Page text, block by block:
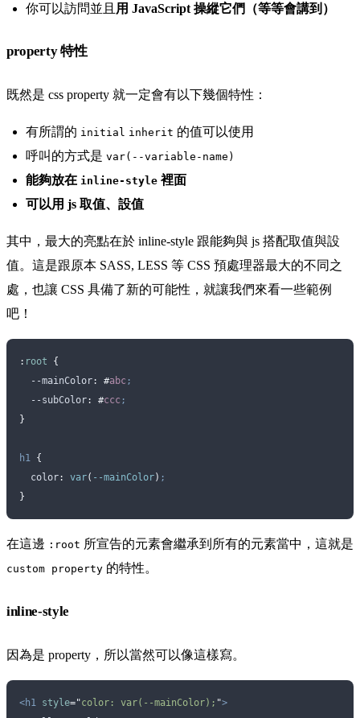
你可以訪問並且 用 JavaScript 操縱它們（等等會講到）
property 特性
既然是 css property 就一定會有以下幾個特性：
有所謂的 initial inherit 的值可以使用
呼叫的方式是 var(--variable-name)
能夠放在 inline-style 裡面
可以用 js 取值、設值
其中，最大的亮點在於 inline-style 跟能夠與 js 搭配取值與設
值。這是跟原本 SASS, LESS 等 CSS 預處理器最大的不同之
處，也讓 CSS 具備了新的可能性，就讓我們來看一些範例
吧！
: root {
  --mainColor
: #abc;
  --subColor
: #ccc;
}
h1 {
  color
: var( --mainColor) ;
}
在這邊 :root 所宣告的元素會繼承到所有的元素當中，這就是
custom property 的特性。
inline-style
因為是 property，所以當然可以像這樣寫。
<h1 style="color: var(--mainColor); ">